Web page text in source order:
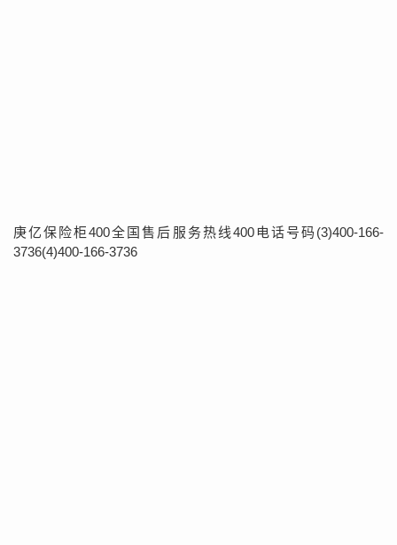
庚亿保险柜400全国售后服务热线400电话号码(3)400-166-
3736(4)400-166-3736